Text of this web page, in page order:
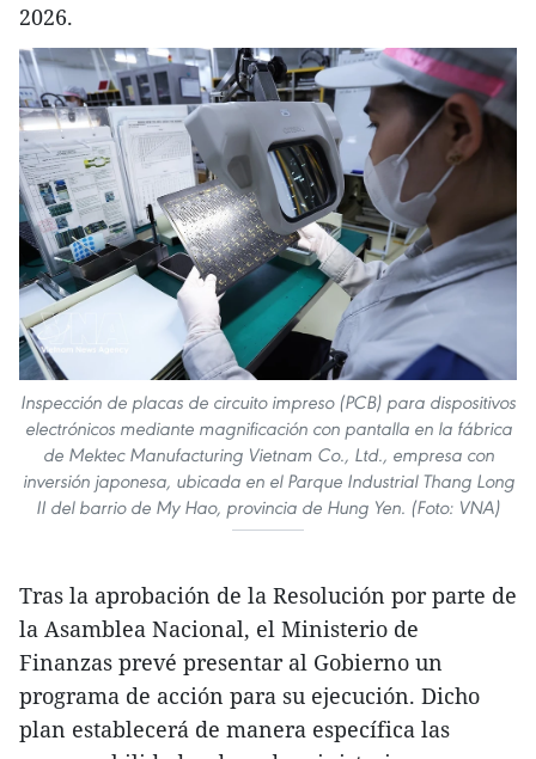
2026.
Inspección de placas de circuito impreso (PCB) para dispositivos
electrónicos mediante magnificación con pantalla en la fábrica
de Mektec Manufacturing Vietnam Co., Ltd., empresa con
inversión japonesa, ubicada en el Parque Industrial Thang Long
II del barrio de My Hao, provincia de Hung Yen. (Foto: VNA)
Tras la aprobación de la Resolución por parte de
la Asamblea Nacional, el Ministerio de
Finanzas prevé presentar al Gobierno un
programa de acción para su ejecución. Dicho
plan establecerá de manera específica las